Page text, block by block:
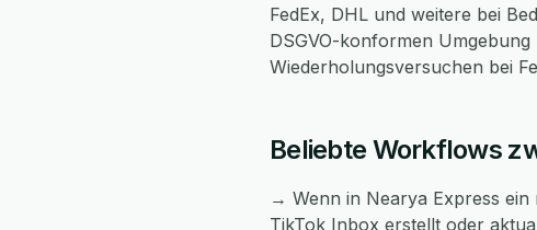
FedEx, DHL und weitere bei
DSGVO-konformen
Wiederholungsversuchen bei
Beliebte Workflows
→ Wenn in Nearya Express ein
TikTok Inbox erstellt oder